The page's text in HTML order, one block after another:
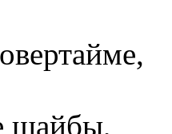
шайбы,